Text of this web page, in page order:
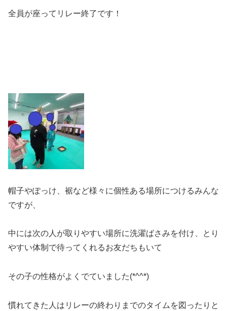
全員が座ってリレー終了です！
帽子やぽっけ、裾など様々に個性ある場所につけるみんな
ですが、
中には次の人が取りやすい場所に洗濯ばさみを付け、とり
やすい体制で待ってくれるお友だちもいて
その子の性格がよくでていました(*^^*)
慣れてきた人はリレーの終わりまでのタイムを図ったりと